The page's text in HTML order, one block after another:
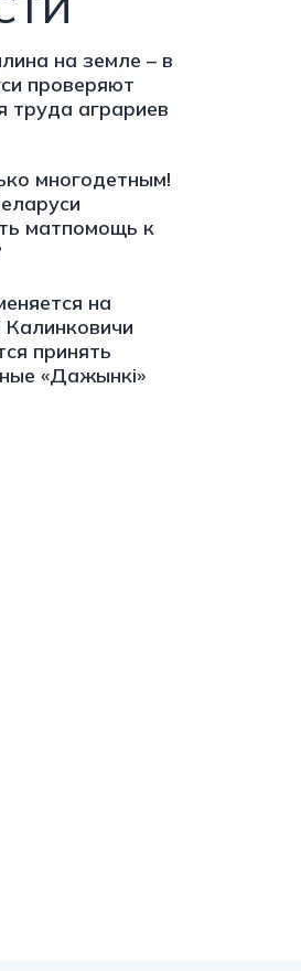
на земле – в
проверяют
труда аграриев
многодетным!
матпомощь к
на
Калинковичи
принять
«Дажынкі»